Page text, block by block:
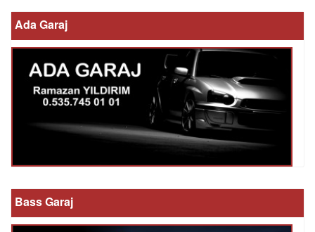
Ada Garaj
Bass Garaj